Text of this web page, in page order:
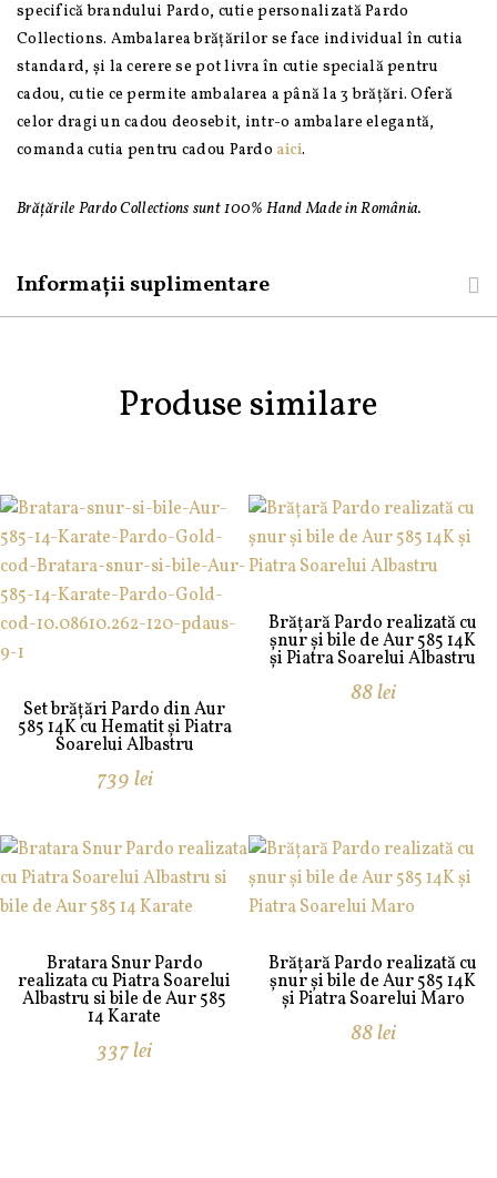
specifică brandului Pardo, cutie personalizată Pardo
Collections. Ambalarea brățărilor se face individual în cutia
standard, și la cerere se pot livra în cutie specială pentru
cadou, cutie ce permite ambalarea a până la 3 brățări. Oferă
celor dragi un cadou deosebit, intr-o ambalare elegantă,
comanda cutia pentru cadou Pardo aici.
Brățările Pardo Collections sunt 100% Hand Made in România.
Informații suplimentare
Produse similare
Set brățări Pardo din Aur
585 14K cu Hematit și Piatra
Soarelui Albastru
739lei
Brățară Pardo realizată cu
șnur și bile de Aur 585 14K
și Piatra Soarelui Albastru
88lei
Bratara Snur Pardo
realizata cu Piatra Soarelui
Albastru si bile de Aur 585
14 Karate
337lei
Brățară Pardo realizată cu
șnur și bile de Aur 585 14K
și Piatra Soarelui Maro
88lei